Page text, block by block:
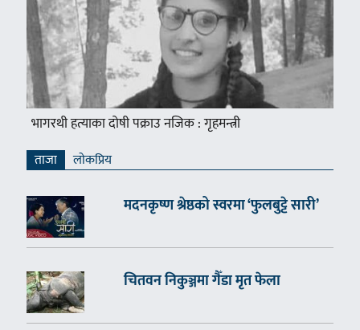
भागरथी हत्याका दोषी पक्राउ नजिक : गृहमन्त्री
ताजा लाेकप्रिय
मदनकृष्ण श्रेष्ठको स्वरमा ‘फुलबुट्टे सारी’
चितवन निकुञ्जमा गैँडा मृत फेला